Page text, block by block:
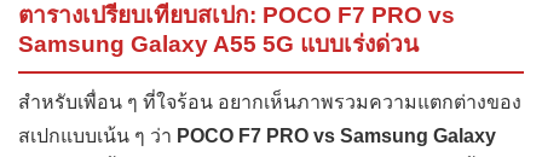
ตารางเปรียบเทียบสเปก: POCO F7 PRO vs
Samsung Galaxy A55 5G แบบเร่งด่วน
สำหรับเพื่อน ๆ ที่ใจร้อน อยากเห็นภาพรวมความแตกต่างของ
สเปกแบบเน้น ๆ ว่า POCO F7 PRO vs Samsung Galaxy